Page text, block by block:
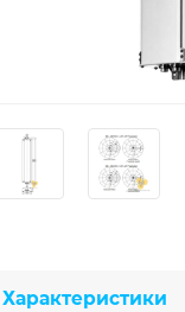
Характеристики